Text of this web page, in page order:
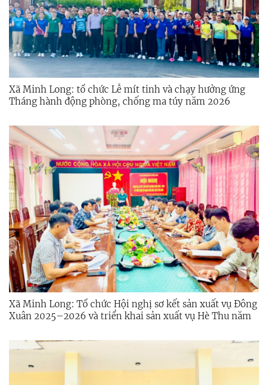
Xã Minh Long: tổ chức Lễ mít tinh và chạy hưởng ứng
Tháng hành động phòng, chống ma túy năm 2026
Xã Minh Long: Tổ chức Hội nghị sơ kết sản xuất vụ Đông
Xuân 2025–2026 và triển khai sản xuất vụ Hè Thu năm